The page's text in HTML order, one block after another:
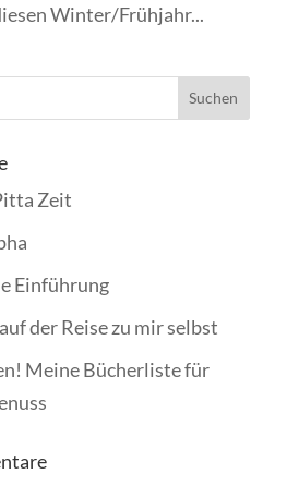
Winter/Frühjahr...
Zeit
Einführung
der Reise zu mir selbst
Meine Bücherliste für